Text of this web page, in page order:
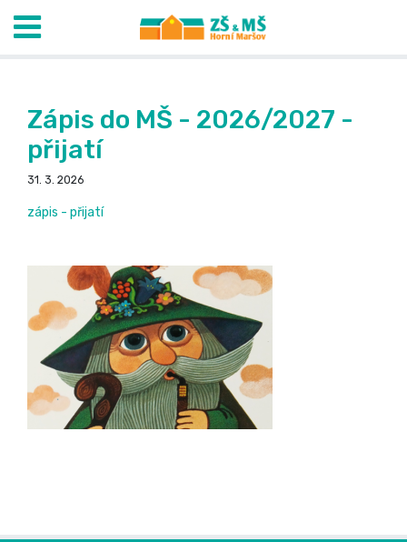
Zápis do MŠ - 2026/2027 -
přijatí
31. 3. 2026
zápis - přijatí